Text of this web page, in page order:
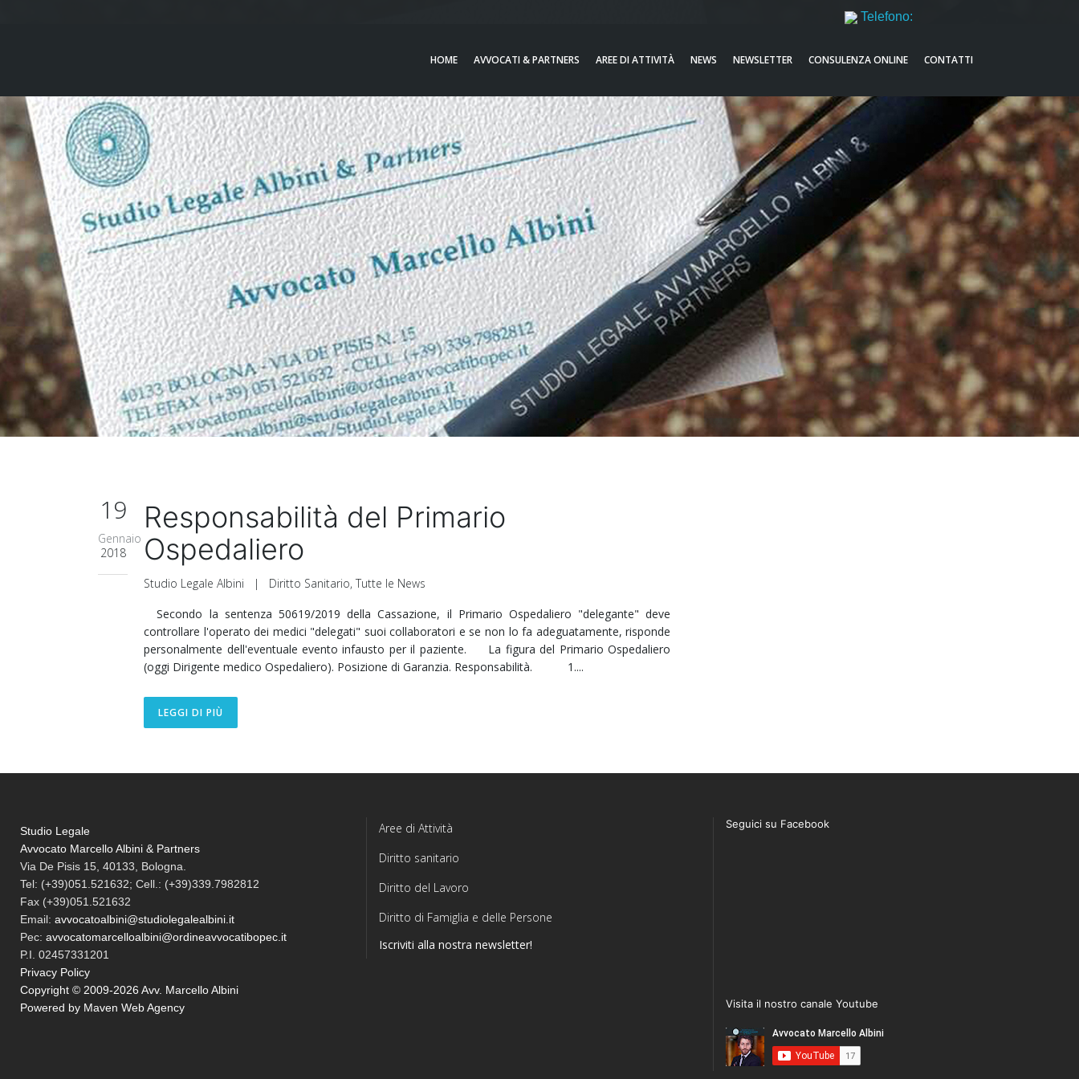
Telefono:
HOME
AVVOCATI & PARTNERS AREE DI ATTIVITÀ NEWS NEWSLETTER CONSULENZA ONLINE CONTATTI
19
Gennaio
2018
Responsabilità del Primario
Ospedaliero
Studio Legale Albini | Diritto Sanitario,Tutte le News
Secondo la sentenza 50619/2019 della Cassazione, il Primario Ospedaliero "delegante" deve
controllare l'operato dei medici "delegati" suoi collaboratori e se non lo fa adeguatamente, risponde
personalmente dell'eventuale evento infausto per il paziente. La figura del Primario Ospedaliero
(oggi Dirigente medico Ospedaliero). Posizione di Garanzia. Responsabilità. 1....
LEGGI DI PIÙ
Studio Legale
Avvocato Marcello Albini & Partners
Via De Pisis 15, 40133, Bologna.
Tel: (+39)051.521632; Cell.: (+39)339.7982812
Fax (+39)051.521632
Email: avvocatoalbini@studiolegalealbini.it
Pec: avvocatomarcelloalbini@ordineavvocatibopec.it
P.I. 02457331201
Privacy Policy
Copyright © 2009-2026 Avv. Marcello Albini
Powered by Maven Web Agency
Aree di Attività
Diritto sanitario
Diritto del Lavoro
Diritto di Famiglia e delle Persone
Iscriviti alla nostra newsletter!
Seguici su Facebook
Visita il nostro canale Youtube